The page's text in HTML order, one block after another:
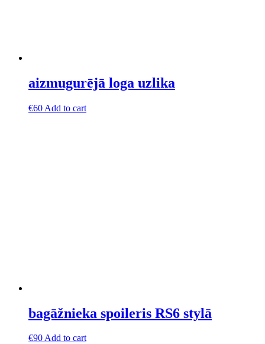
aizmugurējā loga uzlika
€60 Add to cart
bagāžnieka spoileris RS6 stylā
€90Add to cart